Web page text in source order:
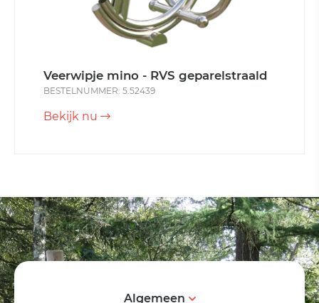
Veerwipje mino - RVS geparelstraald
BESTELNUMMER: 5.52439
Bekijk nu
Algemeen